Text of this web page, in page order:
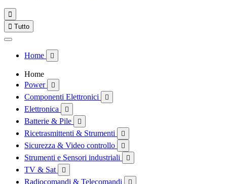

 Tutto
Home 
Home
Power

Componenti Elettronici 
Elettronica 
Batterie & Pile 
Ricetrasmittenti & Strumenti 
Sicurezza & Video controllo 
Strumenti e Sensori industriali 
TV & Sat 
Radiocomandi & Telecomandi 